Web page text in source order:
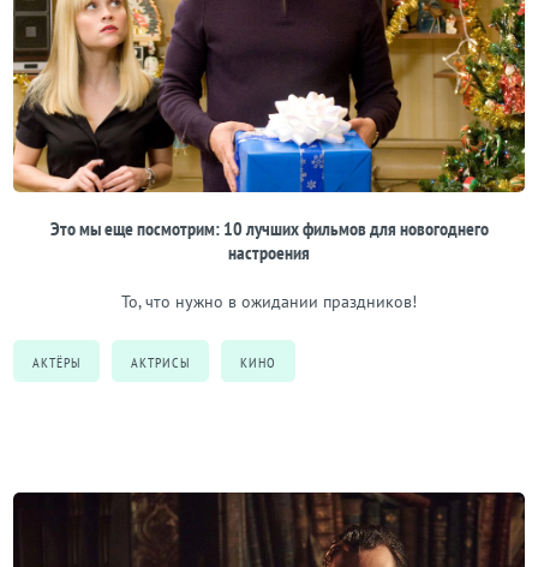
Это мы еще посмотрим: 10 лучших фильмов для новогоднего
настроения
То, что нужно в ожидании праздников!
АКТЁРЫ АКТРИСЫ КИНО